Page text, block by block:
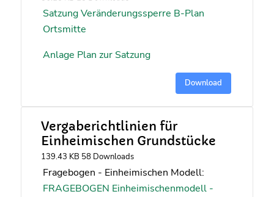
Satzung Veränderungssperre B-Plan
Ortsmitte
Anlage Plan zur Satzung
Download
Vergaberichtlinien für
Einheimischen Grundstücke
139.43 KB 58 Downloads
Fragebogen - Einheimischen Modell:
FRAGEBOGEN Einheimischenmodell -